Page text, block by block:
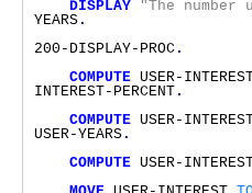
DISPLAY
"The
YEARS .
200-DISPLAY-PROC .
COMPUTE USER-
INTEREST-PERCENT .
COMPUTE USER-
USER-YEARS .
COMPUTE USER-